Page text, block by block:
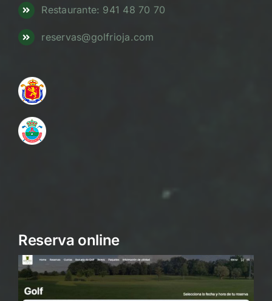
Restaurante: 941 48 70 70
reservas@golfrioja.com
Reserva online